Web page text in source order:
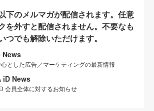
下のメルマガが配信されます。任意
を外すと配信されません。不要なも
つでも解除いただけます。
News
とした広告／マーケティングの最新情報
iD News
会員全体に対するお知らせ